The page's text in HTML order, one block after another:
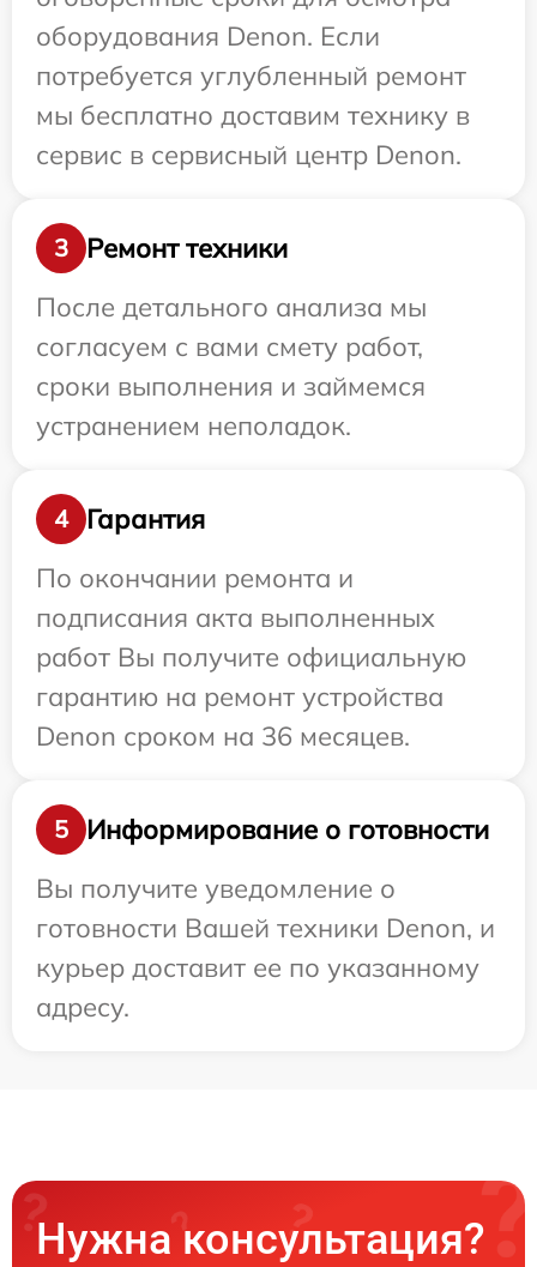
оборудования Denon. Если
потребуется углубленный ремонт
мы бесплатно доставим технику в
сервис в сервисный центр Denon.
3
Ремонт техники
После детального анализа мы
согласуем с вами смету работ,
сроки выполнения и займемся
устранением неполадок.
4
Гарантия
По окончании ремонта и
подписания акта выполненных
работ Вы получите официальную
гарантию на ремонт устройства
Denon сроком на 36 месяцев.
5
Информирование о готовности
Вы получите уведомление о
готовности Вашей техники Denon, и
курьер доставит ее по указанному
адресу.
Нужна консультация?